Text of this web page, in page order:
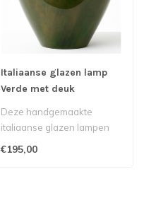
Italiaanse glazen lamp
Verde met deuk
Deze handgemaakte
italiaanse glazen lampen
verstuurd worden i..
€195,00